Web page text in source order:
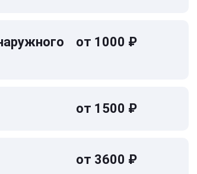
от 1000 ₽
от 1500 ₽
от 3600 ₽